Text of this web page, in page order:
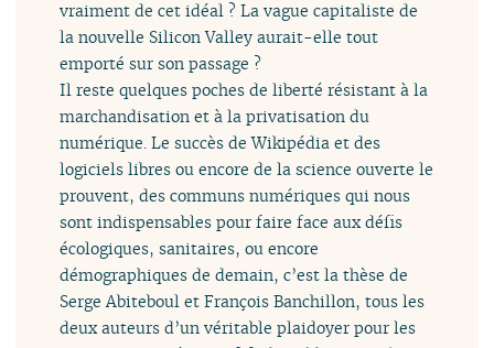
vraiment de cet idéal ? La vague capitaliste de
la nouvelle Silicon Valley aurait-elle tout
emporté sur son passage ?
Il reste quelques poches de liberté résistant à la
marchandisation et à la privatisation du
numérique. Le succès de Wikipédia et des
logiciels libres ou encore de la science ouverte le
prouvent, des communs numériques qui nous
sont indispensables pour faire face aux défis
écologiques, sanitaires, ou encore
démographiques de demain, c’est la thèse de
Serge Abiteboul et François Banchillon, tous les
deux auteurs d’un véritable plaidoyer pour les